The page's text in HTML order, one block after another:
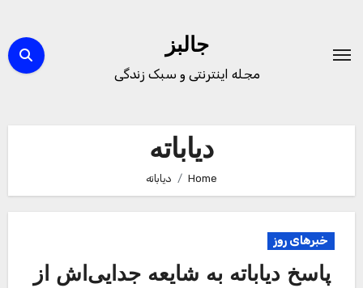
content
جالبز
مجله اینترنتی و سبک زندگی
دیاباته
Home دیاباته
خبرهای روز
پاسخ دیاباته به شایعه جدایی‌اش از